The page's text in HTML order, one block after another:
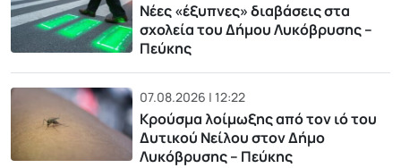
Νέες «έξυπνες» διαβάσεις στα
σχολεία του Δήμου Λυκόβρυσης –
Πεύκης
07.08.2026 | 12:22
Κρούσμα λοίμωξης από τον ιό του
Δυτικού Νείλου στον Δήμο
Λυκόβρυσης – Πεύκης